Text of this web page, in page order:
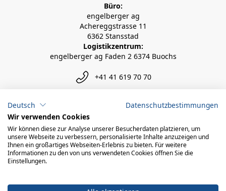
Büro:
engelberger ag
Achereggstrasse 11
6362 Stansstad
Logistikzentrum:
engelberger ag Faden 2 6374 Buochs
+41 41 619 70 70
info@engelberger.ch
Deutsch
Datenschutzbestimmungen
Wir verwenden Cookies
Wir können diese zur Analyse unserer Besucherdaten platzieren, um
unsere Webseite zu verbessern, personalisierte Inhalte anzuzeigen und
Ihnen ein großartiges Webseiten-Erlebnis zu bieten. Für weitere
Informationen zu den von uns verwendeten Cookies öffnen Sie die
Einstellungen.